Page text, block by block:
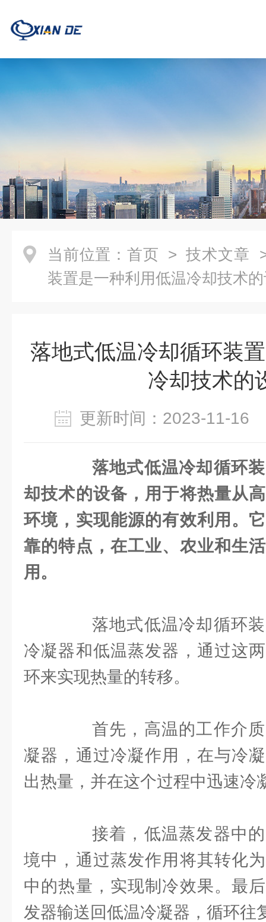
当前位置： 首页 > 技术文章
装置是一种利用低温冷却技术
落地式低温冷却循环装
冷却技术的
更新时间：2023-11-
落地式低温冷却循环
却技术的设备，用于将热量从
环境，实现能源的有效利用。
靠的特点，在工业、农业和生
用。
落地式低温冷却循环装
冷凝器和低温蒸发器，通过这
环来实现热量的转移。
首先，高温的工作介质
凝器，通过冷凝作用，在与冷
出热量，并在这个过程中迅速冷
接着，低温蒸发器中的
境中，通过蒸发作用将其转化
中的热量，实现制冷效果。最
发器输送回低温冷凝器，循环往